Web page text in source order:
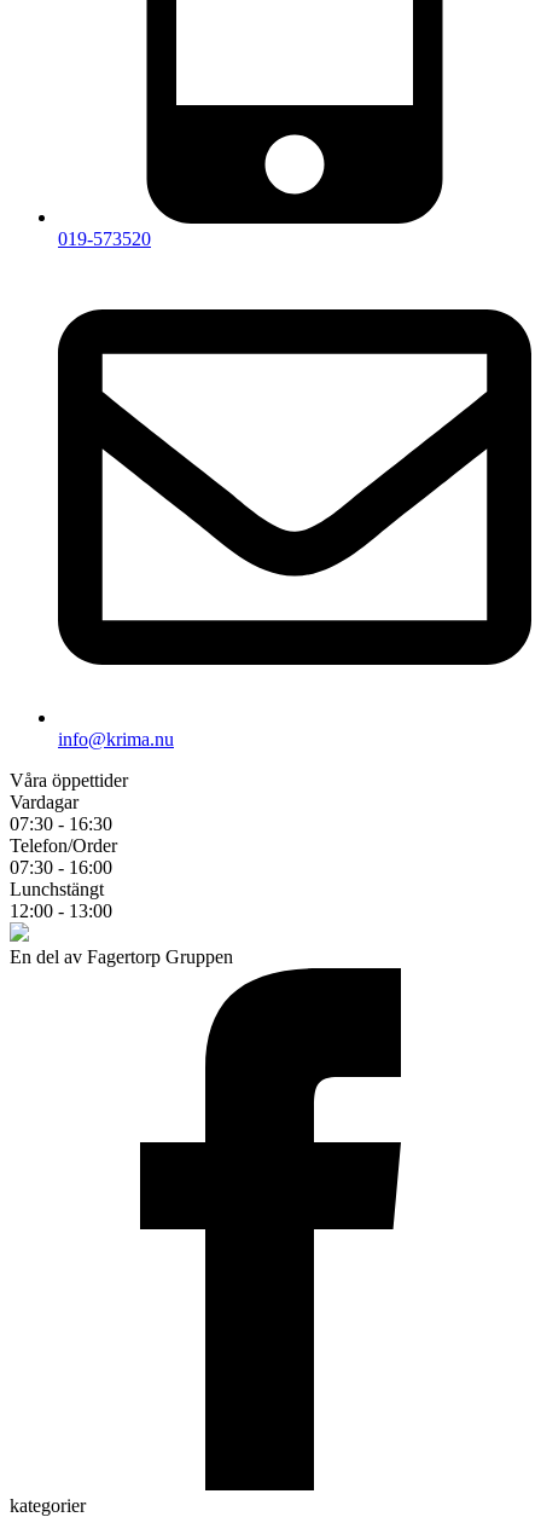
019-573520
info@krima.nu
Våra öppettider
Vardagar
07:30 - 16:30
Telefon/Order
07:30 - 16:00
Lunchstängt
12:00 - 13:00
En del av Fagertorp Gruppen
kategorier